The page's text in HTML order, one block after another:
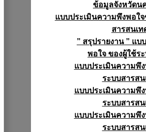
ข้อมูลจังหวัดน
แบบประเมินความพึงพอใ
สารสนเท
” สรุปรายงาน ” แบ
พอใจ ของผู้ใช้ร
แบบประเมินความพึ
ระบบสารสน
แบบประเมินความพึ
ระบบสารสน
แบบประเมินความพึ
ระบบสารสน